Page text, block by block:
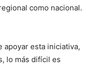
como nacional.
apoyar esta iniciativa,
lo más difícil es